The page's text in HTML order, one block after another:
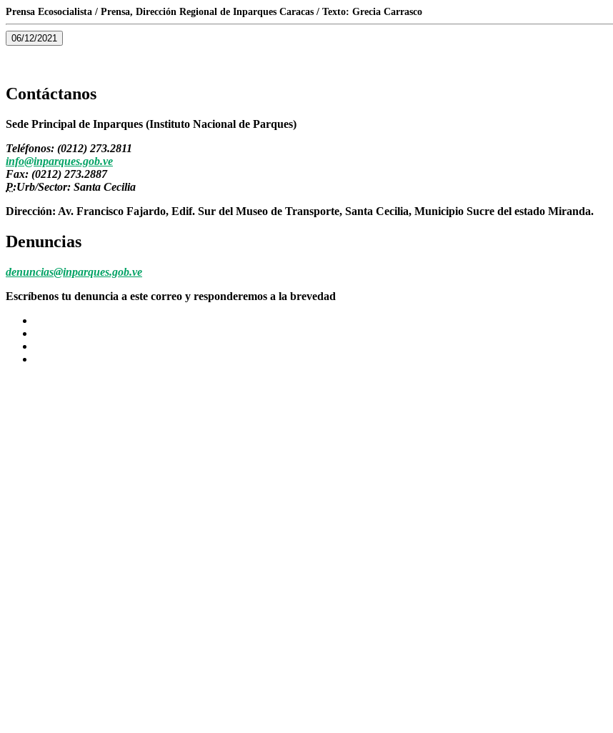
Prensa Ecosocialista / Prensa, Dirección Regional de Inparques Caracas / Texto: Grecia Carrasco
06/12/2021
Contáctanos
Sede Principal de Inparques (Instituto Nacional de Parques)
Teléfonos: (0212) 273.2811
info@inparques.gob.ve
Fax: (0212) 273.2887
P:Urb/Sector: Santa Cecilia
Dirección: Av. Francisco Fajardo, Edif. Sur del Museo de Transporte, Santa Cecilia, Municipio Sucre del estado Miranda.
Denuncias
denuncias@inparques.gob.ve
Escríbenos tu denuncia a este correo y responderemos a la brevedad